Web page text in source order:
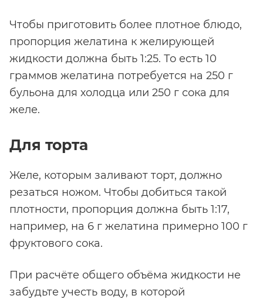
Чтобы приготовить более плотное блюдо,
пропорция желатина к желирующей
жидкости должна быть 1:25. То есть 10
граммов желатина потребуется на 250 г
бульона для холодца или 250 г сока для
желе.
Для торта
Желе, которым заливают торт, должно
резаться ножом. Чтобы добиться такой
плотности, пропорция должна быть 1:17,
например, на 6 г желатина примерно 100 г
фруктового сока.
При расчёте общего объёма жидкости не
забудьте учесть воду, в которой